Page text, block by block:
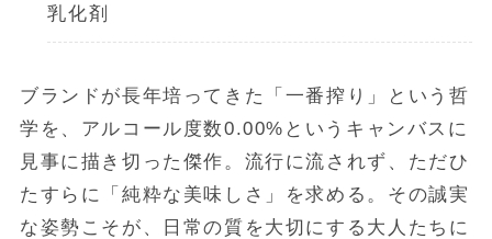
乳化剤
ブランドが長年培ってきた「一番搾り」という哲
学を、アルコール度数0.00%というキャンバスに
見事に描き切った傑作。流行に流されず、ただひ
たすらに「純粋な美味しさ」を求める。その誠実
な姿勢こそが、日常の質を大切にする大人たちに